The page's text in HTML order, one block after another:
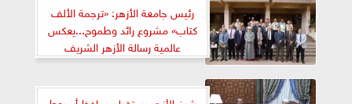
رئيس جامعة الأزهر: «ترجمة الألف
كتاب» مشروع رائد وطموح...يعكس
عالمية رسالة الأزهر الشريف